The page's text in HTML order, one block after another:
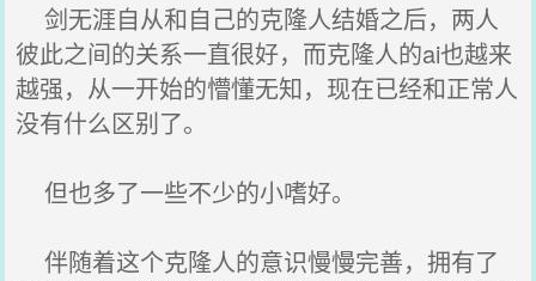
剑无涯自从和自己的克隆人结婚之后，两人
彼此之间的关系一直很好，而克隆人的ai也越来
越强，从一开始的懵懂无知，现在已经和正常人
没有什么区别了。
但也多了一些不少的小嗜好。
伴随着这个克隆人的意识慢慢完善，拥有了